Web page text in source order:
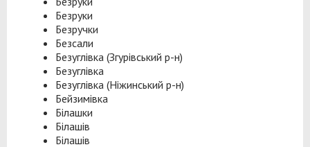
Безруки
Безручки
Безсали
Безуглівка (Згурівський р-н)
Безуглівка
Безуглівка (Ніжинський р-н)
Бейзимівка
Білашки
Білашів
Білашів